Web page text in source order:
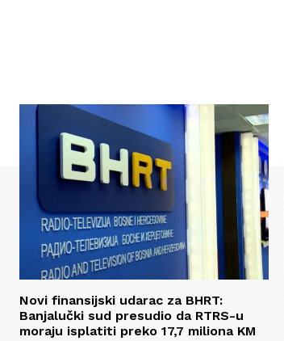
Novi finansijski udarac za BHRT:
Banjalučki sud presudio da RTRS-u
moraju isplatiti preko 17,7 miliona KM